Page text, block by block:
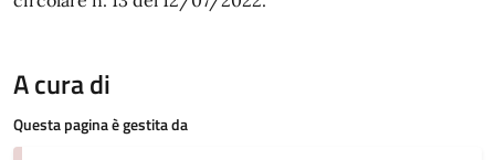
A cura di
Questa pagina è gestita da